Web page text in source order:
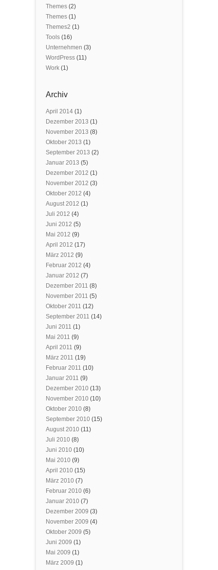
Themes (2)
Themes (1)
Themes2 (1)
Tools (16)
Unternehmen (3)
WordPress (11)
Work (1)
Archiv
April 2014 (1)
Dezember 2013 (1)
November 2013 (8)
Oktober 2013 (1)
September 2013 (2)
Januar 2013 (5)
Dezember 2012 (1)
November 2012 (3)
Oktober 2012 (4)
August 2012 (1)
Juli 2012 (4)
Juni 2012 (5)
Mai 2012 (9)
April 2012 (17)
März 2012 (9)
Februar 2012 (4)
Januar 2012 (7)
Dezember 2011 (8)
November 2011 (5)
Oktober 2011 (12)
September 2011 (14)
Juni 2011 (1)
Mai 2011 (9)
April 2011 (9)
März 2011 (19)
Februar 2011 (10)
Januar 2011 (9)
Dezember 2010 (13)
November 2010 (10)
Oktober 2010 (8)
September 2010 (15)
August 2010 (11)
Juli 2010 (8)
Juni 2010 (10)
Mai 2010 (9)
April 2010 (15)
März 2010 (7)
Februar 2010 (6)
Januar 2010 (7)
Dezember 2009 (3)
November 2009 (4)
Oktober 2009 (5)
Juni 2009 (1)
Mai 2009 (1)
März 2009 (1)